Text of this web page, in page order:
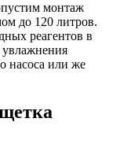
монтаж
до 120 литров.
реагентов в
увлажнения
насоса или же